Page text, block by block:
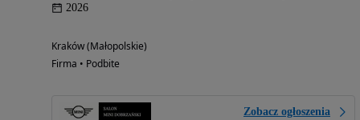
2026
Kraków (Małopolskie)
Firma • Podbite
Zobacz ogłoszenia